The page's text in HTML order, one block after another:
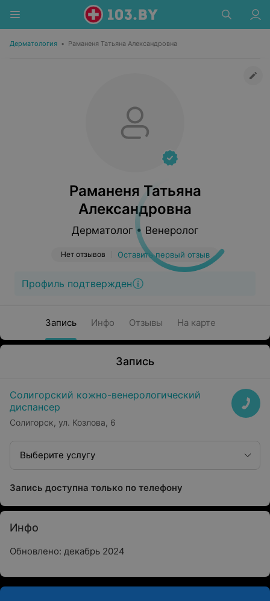
Дерматология • Раманеня Татьяна Александровна
Раманеня Татьяна
Александровна
Дерматолог • Венеролог
Нет отзывов Оставить первый отзыв
Профиль подтвержден
Запись Инфо Отзывы На карте
Запись
Солигорский кожно-венерологический
диспансер
Солигорск, ул. Козлова, 6
Выберите услугу
Запись доступна только по телефону
Инфо
Обновлено: декабрь 2024